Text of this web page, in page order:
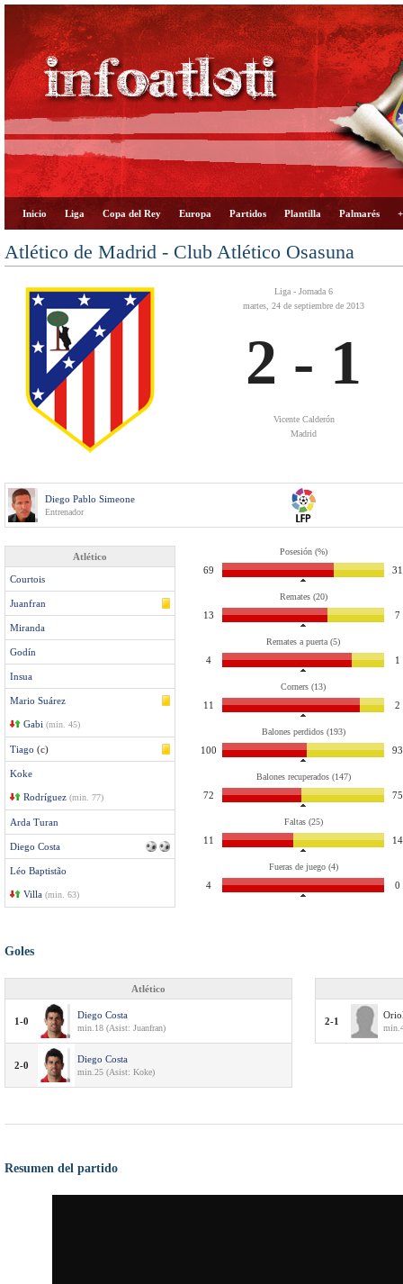
Inicio Liga Copa del Rey Europa Partidos Plantilla Palmarés
Atlético de Madrid - Club Atlético Osasuna
Liga - Jornada 6
martes, 24 de septiembre de 2013
2 - 1
Vicente Calderón
Madrid
Diego Pablo Simeone
Entrenador
Atlético
Courtois
Juanfran
Miranda
Godín
Insua
Mario Suárez
Gabi (min. 45)
Tiago (c)
Koke
Rodríguez (min. 77)
Arda Turan
Diego Costa
Léo Baptistão
Villa (min. 63)
Posesión (%)
69 31
Remates (20)
13 7
Remates a puerta (5)
4 1
Corners (13)
11 2
Balones perdidos (193)
100 93
Balones recuperados (147)
72 75
Faltas (25)
11 14
Fueras de juego (4)
4 0
Goles
Atlético
1-0
Diego Costa
min.18 (Asist: Juanfran)
2-0
Diego Costa
min.25 (Asist: Koke)
2-1
Resumen del partido